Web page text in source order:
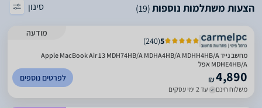
הצעות משתלמות נוספות(19) סינון
מודעה
5
(
240
)
מחשב נייד Apple MacBook Air 13 MDH74HB/A MDHA4HB/A MDHH4HB/A
MDHE4HB/A אפל
4,890
₪
משלוח חינם עד 2 ימי עסקים
לפרטים נוספים